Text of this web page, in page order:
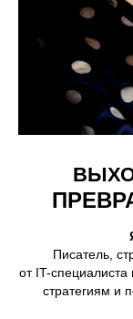
Писатель,
от IT-
стратегиям и